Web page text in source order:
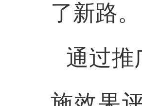
了新路。
通过推